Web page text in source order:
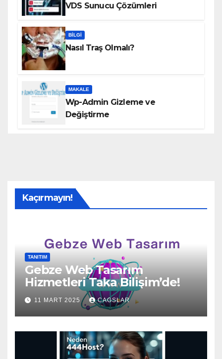
VDS Sunucu Çözümleri
BILGI
Nasıl Traş Olmalı?
MAKALE
Wp-Admin Gizleme ve
Değiştirme
Kaçırmayın!
TANITIM
Gebze Web Tasarım
Hizmetleri Taka Bilişim’de!
11 MART 2025 CAGSLAR